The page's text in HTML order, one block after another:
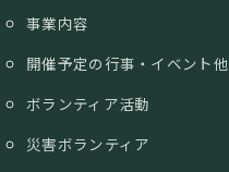
事業内容
開催予定の行事・イベント他
ボランティア活動
災害ボランティア